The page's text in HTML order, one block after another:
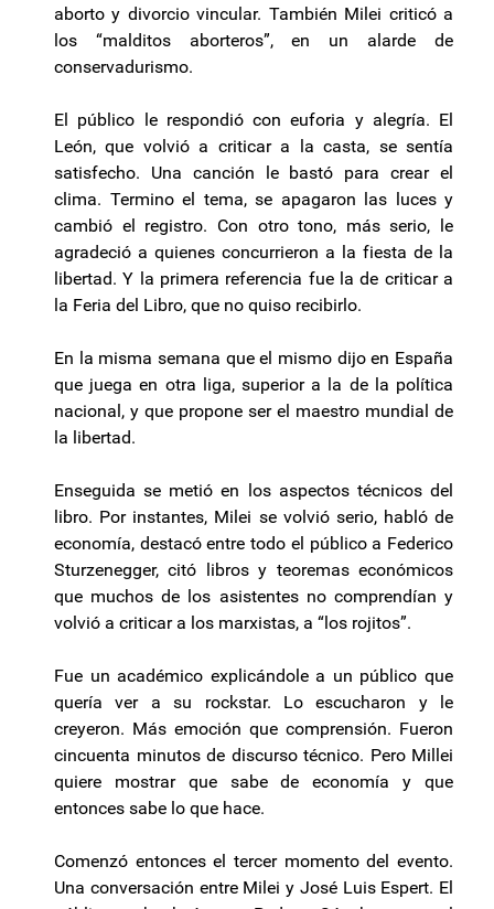
aborto y divorcio vincular. También Milei criticó a
los “malditos aborteros”, en un alarde de
conservadurismo.
El público le respondió con euforia y alegría. El
León, que volvió a criticar a la casta, se sentía
satisfecho. Una canción le bastó para crear el
clima. Termino el tema, se apagaron las luces y
cambió el registro. Con otro tono, más serio, le
agradeció a quienes concurrieron a la fiesta de la
libertad. Y la primera referencia fue la de criticar a
la Feria del Libro, que no quiso recibirlo.
En la misma semana que el mismo dijo en España
que juega en otra liga, superior a la de la política
nacional, y que propone ser el maestro mundial de
la libertad.
Enseguida se metió en los aspectos técnicos del
libro. Por instantes, Milei se volvió serio, habló de
economía, destacó entre todo el público a Federico
Sturzenegger, citó libros y teoremas económicos
que muchos de los asistentes no comprendían y
volvió a criticar a los marxistas, a “los rojitos”.
Fue un académico explicándole a un público que
quería ver a su rockstar. Lo escucharon y le
creyeron. Más emoción que comprensión. Fueron
cincuenta minutos de discurso técnico. Pero Millei
quiere mostrar que sabe de economía y que
entonces sabe lo que hace.
Comenzó entonces el tercer momento del evento.
Una conversación entre Milei y José Luis Espert. El